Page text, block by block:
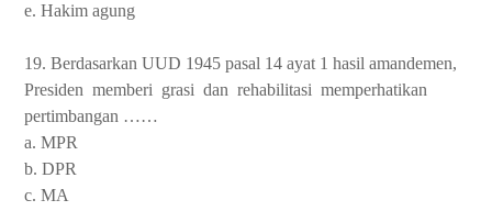
e. Hakim agung
19. Berdasarkan UUD 1945 pasal 14 ayat 1 hasil amandemen,
Presiden memberi grasi dan rehabilitasi memperhatikan
pertimbangan ……
a. MPR
b. DPR
c. MA